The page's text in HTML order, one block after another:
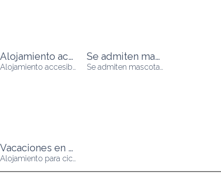
Alojamiento accesible
Alojamiento accesible
Se admiten mascotas
Se admiten mascotas
Vacaciones en bicicleta en Loira Atlántico
Alojamiento para ciclistas